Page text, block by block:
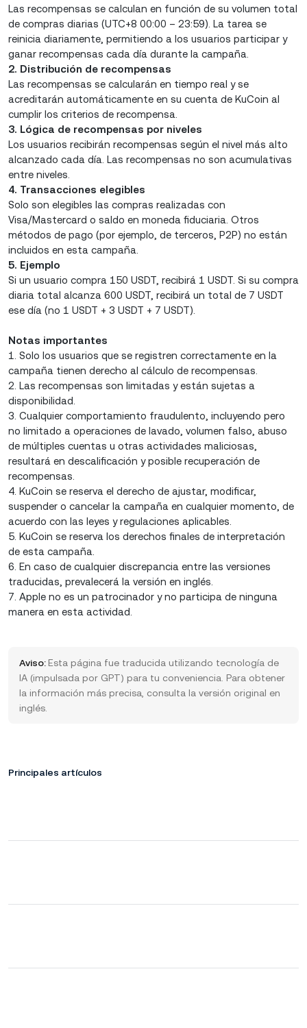
Las recompensas se calculan en función de su volumen total
de compras diarias (UTC+8 00:00 – 23:59). La tarea se
reinicia diariamente, permitiendo a los usuarios participar y
ganar recompensas cada día durante la campaña.
2. Distribución de recompensas
Las recompensas se calcularán en tiempo real y se
acreditarán automáticamente en su cuenta de KuCoin al
cumplir los criterios de recompensa.
3. Lógica de recompensas por niveles
Los usuarios recibirán recompensas según el nivel más alto
alcanzado cada día. Las recompensas no son acumulativas
entre niveles.
4. Transacciones elegibles
Solo son elegibles las compras realizadas con
Visa/Mastercard o saldo en moneda fiduciaria. Otros
métodos de pago (por ejemplo, de terceros, P2P) no están
incluidos en esta campaña.
5. Ejemplo
Si un usuario compra 150 USDT, recibirá 1 USDT. Si su compra
diaria total alcanza 600 USDT, recibirá un total de 7 USDT
ese día (no 1 USDT + 3 USDT + 7 USDT).
Notas importantes
1. Solo los usuarios que se registren correctamente en la
campaña tienen derecho al cálculo de recompensas.
2. Las recompensas son limitadas y están sujetas a
disponibilidad.
3. Cualquier comportamiento fraudulento, incluyendo pero
no limitado a operaciones de lavado, volumen falso, abuso
de múltiples cuentas u otras actividades maliciosas,
resultará en descalificación y posible recuperación de
recompensas.
4. KuCoin se reserva el derecho de ajustar, modificar,
suspender o cancelar la campaña en cualquier momento, de
acuerdo con las leyes y regulaciones aplicables.
5. KuCoin se reserva los derechos finales de interpretación
de esta campaña.
6. En caso de cualquier discrepancia entre las versiones
traducidas, prevalecerá la versión en inglés.
7. Apple no es un patrocinador y no participa de ninguna
manera en esta actividad.
Aviso: Esta página fue traducida utilizando tecnología de
IA (impulsada por GPT) para tu conveniencia. Para obtener
la información más precisa, consulta la versión original en
inglés.
Principales artículos